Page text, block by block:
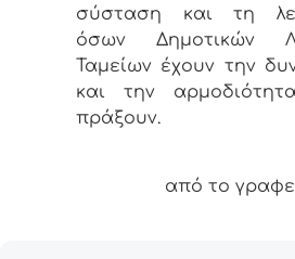
σύσταση και τη
όσων Δημοτικών
Ταμείων έχουν την
και την
πράξουν.
από το